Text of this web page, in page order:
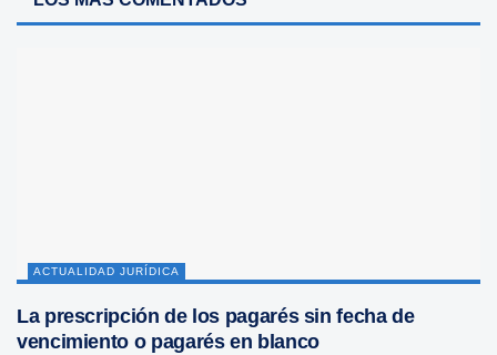
ACTUALIDAD JURÍDICA
La prescripción de los pagarés sin fecha de
vencimiento o pagarés en blanco